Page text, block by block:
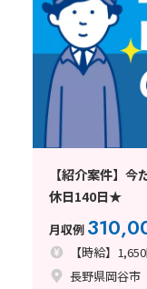
【紹介案件】
休日140日★
月収例
【時給】
長野県岡谷市